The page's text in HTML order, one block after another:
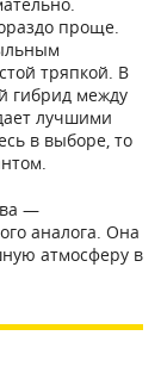
проще.
тряпкой. В
гибрид между
лучшими
в выборе, то
—
аналога. Она
атмосферу в